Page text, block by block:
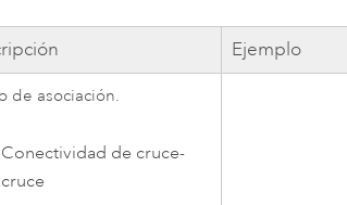
Ejemplo
de asociación.
Conectividad de cruce-
cruce